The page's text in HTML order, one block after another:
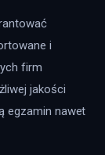
i
firm
jakości
egzamin nawet